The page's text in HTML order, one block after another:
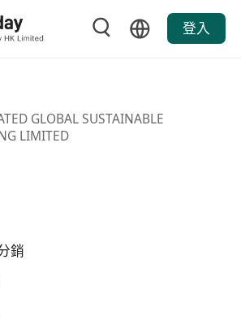
登入
GLOBAL SUSTAINABLE
LIMITED
銷